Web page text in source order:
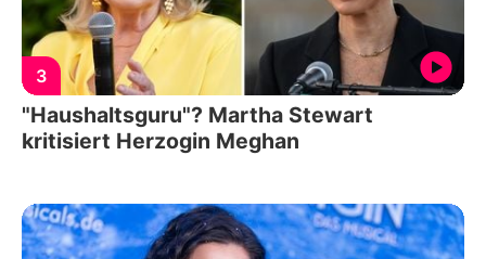
3
"Haushaltsguru"? Martha Stewart
kritisiert Herzogin Meghan